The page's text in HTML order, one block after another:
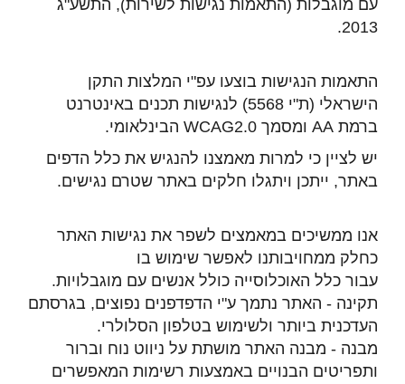
עם מוגבלות (התאמות נגישות לשירות), התשע"ג
2013.
התאמות הנגישות בוצעו עפ"י המלצות התקן
הישראלי (ת"י 5568) לנגישות תכנים באינטרנט
ברמת AA ומסמך WCAG2.0 הבינלאומי.
יש לציין כי למרות מאמצנו להנגיש את כלל הדפים
באתר, ייתכן ויתגלו חלקים באתר שטרם נגישים.
אנו ממשיכים במאמצים לשפר את נגישות האתר
כחלק ממחויבותנו לאפשר שימוש בו
עבור כלל האוכלוסייה כולל אנשים עם מוגבלויות.
תקינה - האתר נתמך ע"י הדפדפנים נפוצים, בגרסתם
העדכנית ביותר ולשימוש בטלפון הסלולרי.
מבנה - מבנה האתר מושתת על ניווט נוח וברור
ותפריטים הבנויים באמצעות רשימות המאפשרים